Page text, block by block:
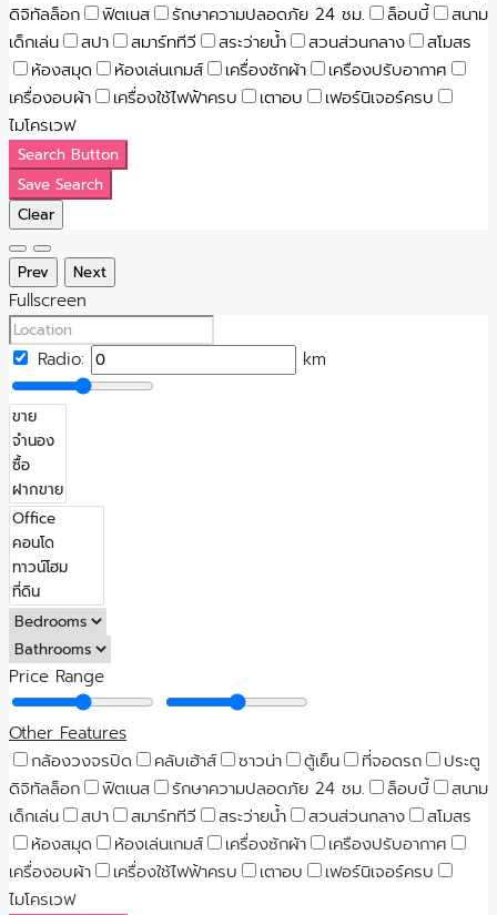
ดิจิทัลล็อก
ฟิตเนส รักษาความปลอดภัย 24 ชม. ล็อบบี้
สนาม
เด็กเล่น
สปา สมาร์ททีวี สระว่ายน้ำ สวนส่วนกลาง
สโมสร
ห้องสมุด
ห้องเล่นเกมส์ เครื่องซักผ้า
เครืองปรับอากาศ
เครื่องอบผ้า
เครื่องใช้ไฟฟ้าครบ เตาอบ
เฟอร์นิเจอร์ครบ
ไมโครเวฟ
Search Button
Save Search
Clear
Prev Next
Fullscreen
Radio: km
Price Range
Other Features
กล้องวงจรปิด
คลับเฮ้าส์ ซาวน่า ตู้เย็น ที่จอดรถ
ประตู
ดิจิทัลล็อก
ฟิตเนส รักษาความปลอดภัย 24 ชม. ล็อบบี้
สนาม
เด็กเล่น
สปา สมาร์ททีวี สระว่ายน้ำ สวนส่วนกลาง
สโมสร
ห้องสมุด
ห้องเล่นเกมส์ เครื่องซักผ้า
เครืองปรับอากาศ
เครื่องอบผ้า
เครื่องใช้ไฟฟ้าครบ เตาอบ
เฟอร์นิเจอร์ครบ
ไมโครเวฟ